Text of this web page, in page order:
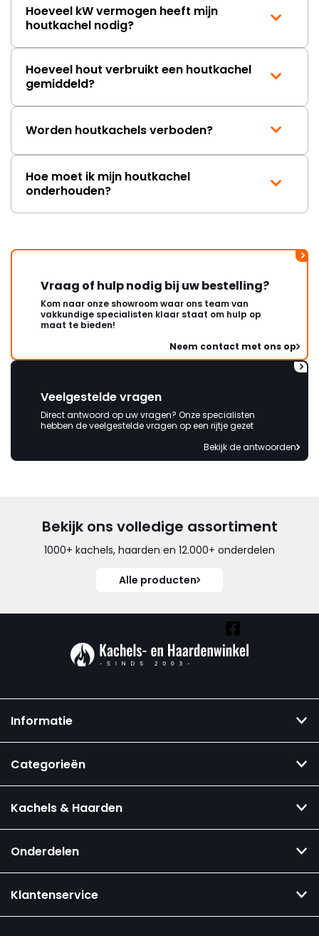
Hoeveel kW vermogen heeft mijn
houtkachel nodig?
Hoeveel hout verbruikt een houtkachel
gemiddeld?
Worden houtkachels verboden?
Hoe moet ik mijn houtkachel
onderhouden?
Vraag of hulp nodig bij uw bestelling?
Kom naar onze showroom waar ons team van
vakkundige specialisten klaar staat om hulp op
maat te bieden!
Neem contact met ons op
Veelgestelde vragen
Direct antwoord op uw vragen? Onze specialisten
hebben de veelgestelde vragen op een rijtje gezet
Bekijk de antwoorden
Bekijk ons volledige assortiment
1000+ kachels, haarden en 12.000+ onderdelen
Alle producten
Informatie
Categorieën
Kachels & Haarden
Onderdelen
Klantenservice